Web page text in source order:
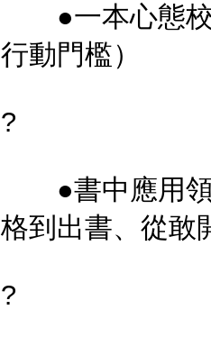
●一本心態校
行動門檻）
?
●書中應用領
格到出書、從
?